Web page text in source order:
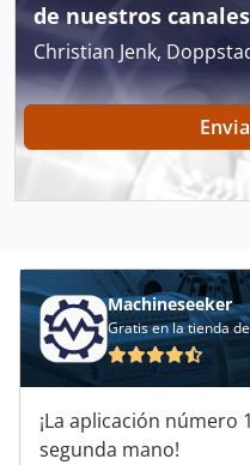
Dynapac Cc 10
Dynapac Cc 102
Dynapac Cc 122
Dynapac Cc 222
Dynapac Cc 232
Dynapac Cc 322
Dynapac Cc 722
de nuestros
Christian Jenk,
Machineseeker
Gratis en la tienda
¡La aplicación
segunda mano!